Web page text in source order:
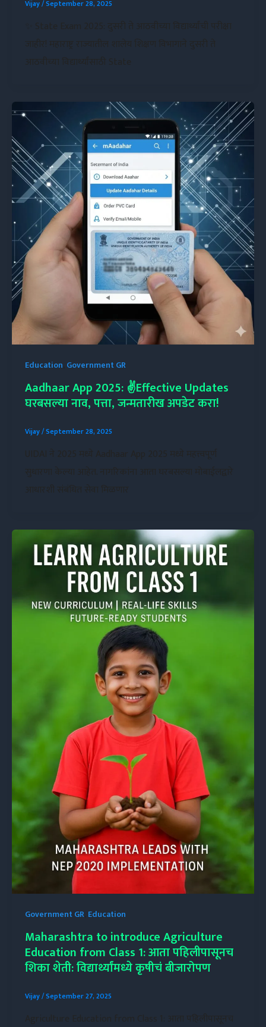
Vijay/September 28, 2025
Education Government GR
Aadhaar App 2025: ✌️Effective Updates
घरबसल्या नाव, पत्ता, जन्मतारीख अपडेट करा!
Vijay/September 28, 2025
Government GR, Education
Maharashtra to introduce Agriculture
Education from Class 1: आता पहिलीपासूनच
शिका शेती: विद्यार्थ्यांमध्ये कृषीचं बीजारोपण
Vijay/September 27, 2025